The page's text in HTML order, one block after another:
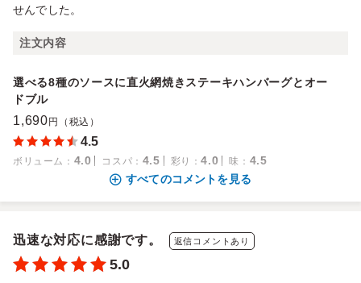
せんでした。
注文内容
選べる8種のソースに直火網焼きステーキハンバーグとオー
ドブル
1,690 円（税込）
4.5
ボリューム ： 4.0 コスパ ： 4.5 彩り ：4.0 味 ： 4.5
すべてのコメントを見る
迅速な対応に感謝です。 返信コメントあり
5.0